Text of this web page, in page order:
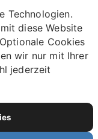
Technologien.
diese Website
Cookies
wir nur mit Ihrer
jederzeit